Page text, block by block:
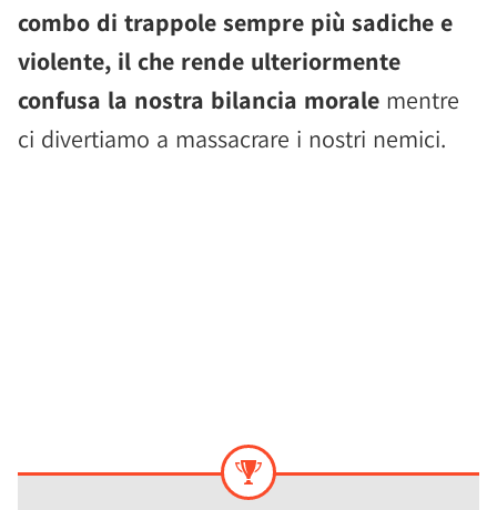
combo di trappole sempre più sadiche e
violente, il che rende ulteriormente
confusa la nostra bilancia morale mentre
ci divertiamo a massacrare i nostri nemici.